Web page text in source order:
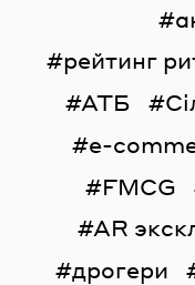
рейтинг
АТБ
e-
FMCG
AR
дрогери